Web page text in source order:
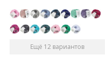
Ещё 12 вариантов